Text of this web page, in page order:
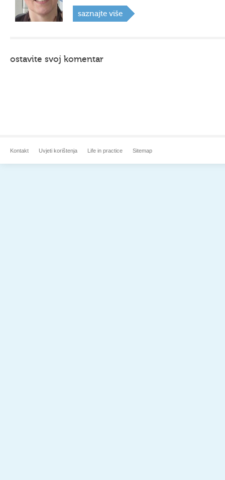
saznajte više
ostavite svoj komentar
Kontakt Uvjeti korištenja Life in practice Sitemap